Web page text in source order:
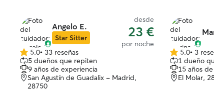
Angelo E.
Star Sitter
desde
23 €
por noche
5.0
de
5
estrellas
5.0• 33 reseñas
5 dueños que repiten
9 años de experiencia
San Agustín de Guadalix - Madrid,
28750
5.0
de
5
estrellas
5.0• 3 reseñas
1 dueño que
15 años de
El Molar,